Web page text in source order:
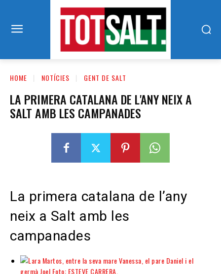
HOME NOTÍCIES GENT DE SALT
LA PRIMERA CATALANA DE L'ANY NEIX A
SALT AMB LES CAMPANADES
La primera catalana de l’any
neix a Salt amb les
campanades